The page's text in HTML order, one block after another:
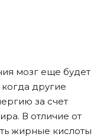
мозг еще будет
когда другие
за счет
В отличие от
жирные кислоты